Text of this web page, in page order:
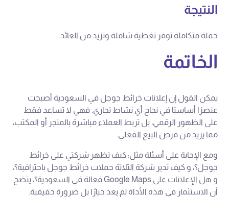
النتيجة
حملة متكاملة توفر تغطية شاملة وتزيد من العائد.
الخاتمة
يمكن القول إن إعلانات خرائط جوجل في السعودية أصبحت
عنصرًا أساسيًا في نجاح أي نشاط تجاري. فهي لا تساعد فقط
على الظهور الرقمي، بل تربط العملاء مباشرة بالمتجر أو المكتب،
مما يزيد من فرص البيع الفعلي.
ومع الإجابة على أسئلة مثل: كيف تظهر شركتي على خرائط
جوجل؟، و كيف تدير شركة التلاتة حملات خرائط جوجل باحترافية؟،
و هل الإعلانات على Google Maps فعالة في السعودية؟، يتضح
أن الاستثمار في هذه الأداة لم يعد خيارًا بل ضرورة حقيقية.